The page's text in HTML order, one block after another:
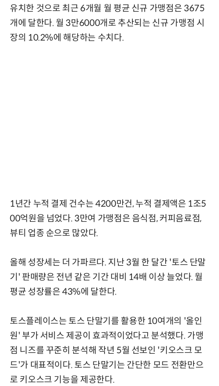
유치한 것으로 최근 6개월 월 평균 신규 가맹점은 3675
개에 달한다. 월 3만6000개로 추산되는 신규 가맹점 시
장의 10.2%에 해당하는 수치다.
1년간 누적 결제 건수는 4200만건, 누적 결제액은 1조5
00억원을 넘었다. 3만여 가맹점은 음식점, 커피음료점,
뷰티 업종 순으로 많았다.
올해 성장세는 더 가파르다. 지난 3월 한 달간 '토스 단말
기' 판매량은 전년 같은 기간 대비 14배 이상 늘었다. 월
평균 성장률은 43%에 달한다.
토스플레이스는 토스 단말기를 활용한 10여개의 '올인
원' 부가 서비스 제공이 효과적이었다고 분석했다. 가맹
점 니즈를 꾸준히 분석해 작년 5월 선보인 '키오스크 모
드'가 대표적이다. 토스 단말기는 간단한 모드 전환만으
로 키오스크 기능을 제공한다.